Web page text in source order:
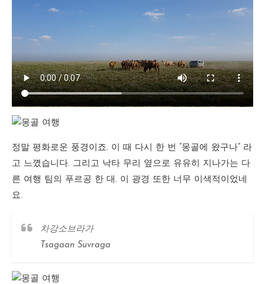
정말 평화로운 풍경이죠. 이 때 다시 한 번 “몽골에 왔구나” 라
고 느꼈습니다. 그리고 낙타 무리 옆으로 유유히 지나가는 다
른 여행 팀의 푸르공 한 대. 이 광경 또한 너무 이색적이었네
요.
차강소브라가
Tsagaan Suvraga